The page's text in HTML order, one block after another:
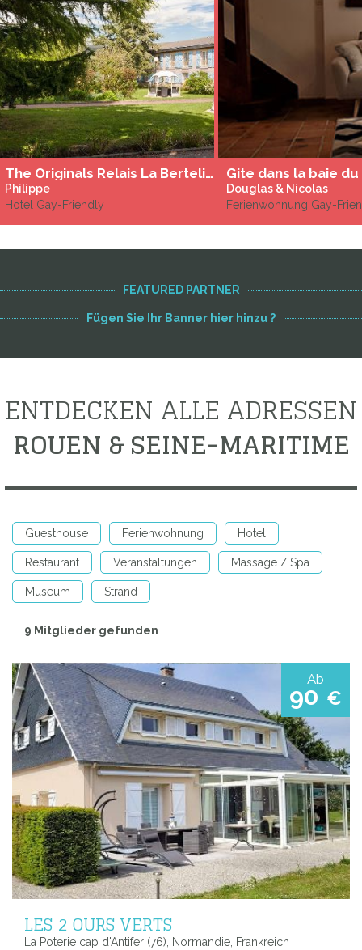
The Originals Relais La Berteliere ****
Philippe
Hotel Gay-Friendly
Douglas & Nicolas
Ferienwohnung Gay-
FEATURED PARTNER
Fügen Sie Ihr Banner hier hinzu ?
ENTDECKEN ALLE ADRESSEN
ROUEN & SEINE-MARITIME
Guesthouse Ferienwohnung Hotel
Restaurant Veranstaltungen Massage / Spa
Museum Strand
9 Mitglieder gefunden
Ab
90 €
LES 2 OURS VERTS
La Poterie cap d'Antifer (76), Normandie, Frankreich